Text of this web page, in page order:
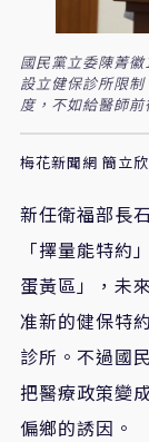
國民黨立委陳菁
設立健保診所限
度，不如給醫師
梅花新聞網 簡立
新任衛福部長
「擇量能特約
蛋黃區」，未
准新的健保特
診所。不過國
把醫療政策變
偏鄉的誘因。